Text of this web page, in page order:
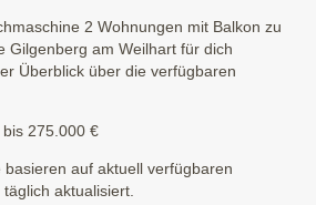
2 Wohnungen mit Balkon zu
Gilgenberg am Weilhart für dich
Überblick über die verfügbaren
275.000 €
auf aktuell verfügbaren
aktualisiert.